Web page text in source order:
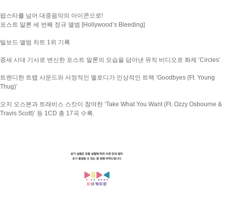
팝스타를 넘어 대중음악의 아이콘으로!
포스트 말론 세 번째 정규 앨범 [Hollywood’s Bleeding]
빌보드 앨범 차트 1위 기록
중세 시대 기사로 변신한 포스트 말론의 모습을 담아낸 뮤직 비디오로 화제 ‘Circles’
트렌디한 트랩 사운드와 서정적인 멜로디가 인상적인 트랙 ‘Goodbyes (Ft. Young
Thug)’
오지 오스본과 트래비스 스캇이 참여한 ‘Take What You Want (Ft. Ozzy Osbourne &
Travis Scott)’ 등 1CD 총 17곡 수록.